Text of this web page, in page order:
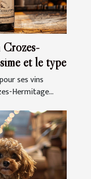
et le type
ses vins
Hermitage...